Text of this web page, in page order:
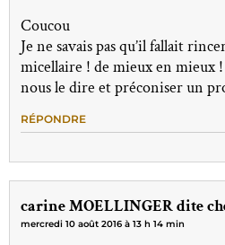
Coucou
Je ne savais pas qu’il fallait
micellaire ! de mieux en mieux
nous le dire et préconiser un
RÉPONDRE
carine MOELLINGER dite
mercredi 10 août 2016 à 13 h 14 min